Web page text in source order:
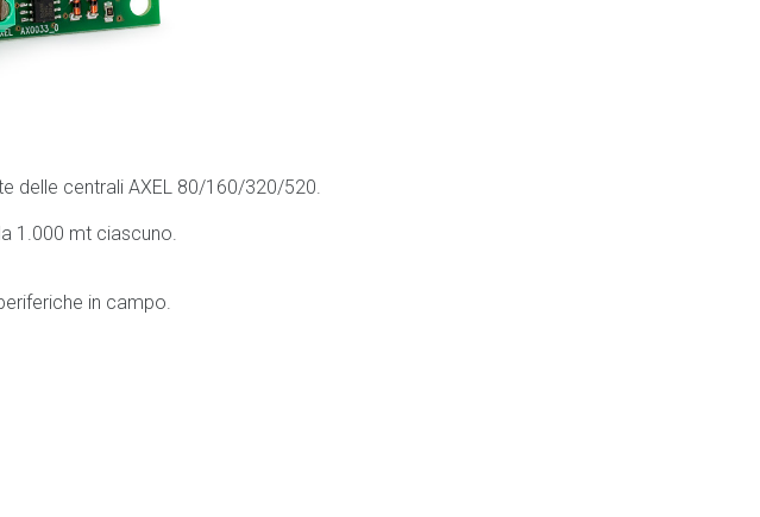
delle centrali AXEL 80/160/320/520.
1.000 mt ciascuno.
in campo.